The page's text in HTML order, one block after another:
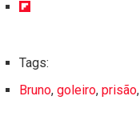
Tags:
Bruno,goleiro,prisão,